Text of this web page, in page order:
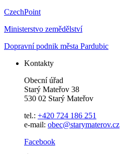
CzechPoint
Ministerstvo zemědělství
Dopravní podnik města Pardubic
Kontakty
Obecní úřad
Starý Mateřov 38
530 02 Starý Mateřov
tel.: +420 724 186 251
e-mail: obec@starymaterov.cz
Facebook